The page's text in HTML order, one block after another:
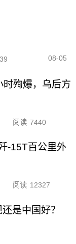
08-05
殉爆，乌后方
阅读 7440
-15T百公里外
阅读 12327
是中国好？